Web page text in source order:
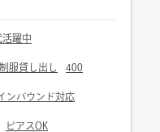
活躍中
服貸し出し 400
ンバウンド対応
ピアスOK